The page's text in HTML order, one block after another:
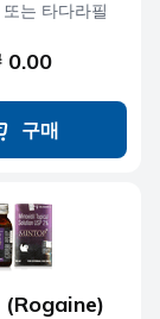
는 타다라필
0.00
구매
(Rogaine)